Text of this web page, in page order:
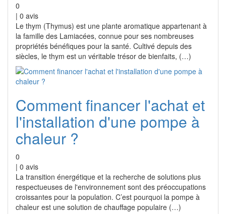
0
| 0 avis
Le thym (Thymus) est une plante aromatique appartenant à
la famille des Lamiacées, connue pour ses nombreuses
propriétés bénéfiques pour la santé. Cultivé depuis des
siècles, le thym est un véritable trésor de bienfaits, (…)
Comment financer l'achat et
l'installation d'une pompe à
chaleur ?
0
| 0 avis
La transition énergétique et la recherche de solutions plus
respectueuses de l'environnement sont des préoccupations
croissantes pour la population. C’est pourquoi la pompe à
chaleur est une solution de chauffage populaire (…)